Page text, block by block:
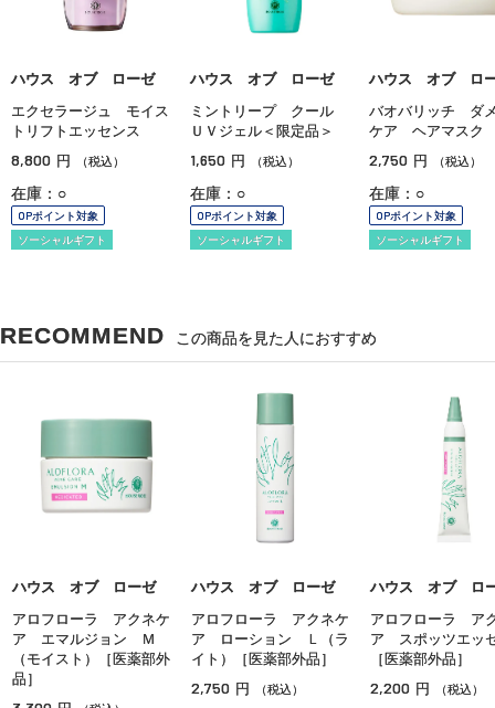
ハウス オブ ローゼ
エクセラージュ モイス
トリフトエッセンス
8,800 円 （税込）
在庫：○
OPポイント対象
ソーシャルギフト
ハウス オブ ローゼ
ミントリープ クール
ＵＶジェル＜限定品＞
1,650 円 （税込）
在庫：○
OPポイント対象
ソーシャルギフト
ハウス オブ ロ
バオバリッチ ダ
ケア ヘアマスク
2,750 円 （税込）
在庫：○
OPポイント対象
ソーシャルギフト
RECOMMEND この商品を見た人におすすめ
ハウス オブ ローゼ
アロフローラ アクネケ
ア エマルジョン Ｍ
（モイスト）［医薬部外
品］
ハウス オブ ローゼ
アロフローラ アクネケ
ア ローション Ｌ（ラ
イト）［医薬部外品］
2,750 円 （税込）
ハウス オブ ロ
アロフローラ ア
ア スポッツエッ
［医薬部外品］
2,200 円 （税込）